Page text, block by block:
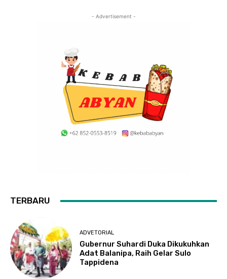
- Advertisement -
TERBARU
ADVETORIAL
Gubernur Suhardi Duka Dikukuhkan
Adat Balanipa, Raih Gelar Sulo
Tappidena